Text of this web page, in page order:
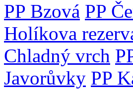
PP Bzová PP
Holíkova
Chladný vrch
Javorůvky PP